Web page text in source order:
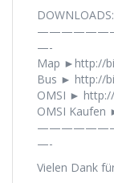
DOWNLOADS:
—-
Map ►http://
Bus ► http://
OMSI ►
OMSI Kaufen
—-
Vielen Dank